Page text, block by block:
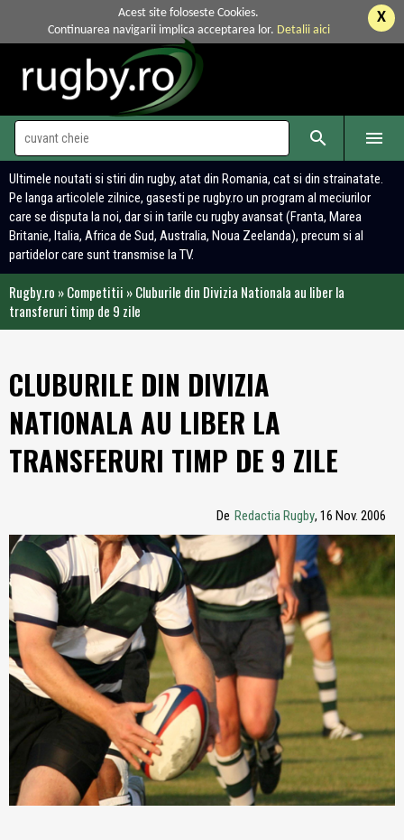
X
Acest site foloseste Cookies.
Continuarea navigarii implica acceptarea lor. Detalii aici
 
Ultimele noutati si stiri din rugby, atat din Romania, cat si din strainatate.
Pe langa articolele zilnice, gasesti pe rugby.ro un program al meciurilor
care se disputa la noi, dar si in tarile cu rugby avansat (Franta, Marea
Britanie, Italia, Africa de Sud, Australia, Noua Zeelanda), precum si al
partidelor care sunt transmise la TV.
Rugby.ro »Competitii »Cluburile din Divizia Nationala au liber la
transferuri timp de 9 zile
CLUBURILE DIN DIVIZIA
NATIONALA AU LIBER LA
TRANSFERURI TIMP DE 9 ZILE
De Redactia Rugby, 16 Nov. 2006